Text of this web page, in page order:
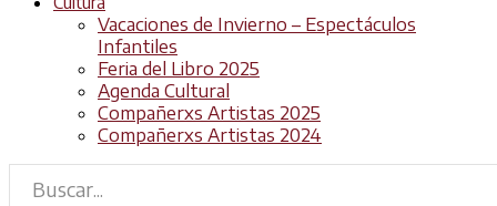
Vacaciones de Invierno – Espectáculos
Infantiles
Feria del Libro 2025
Agenda Cultural
Compañerxs Artistas 2025
Compañerxs Artistas 2024